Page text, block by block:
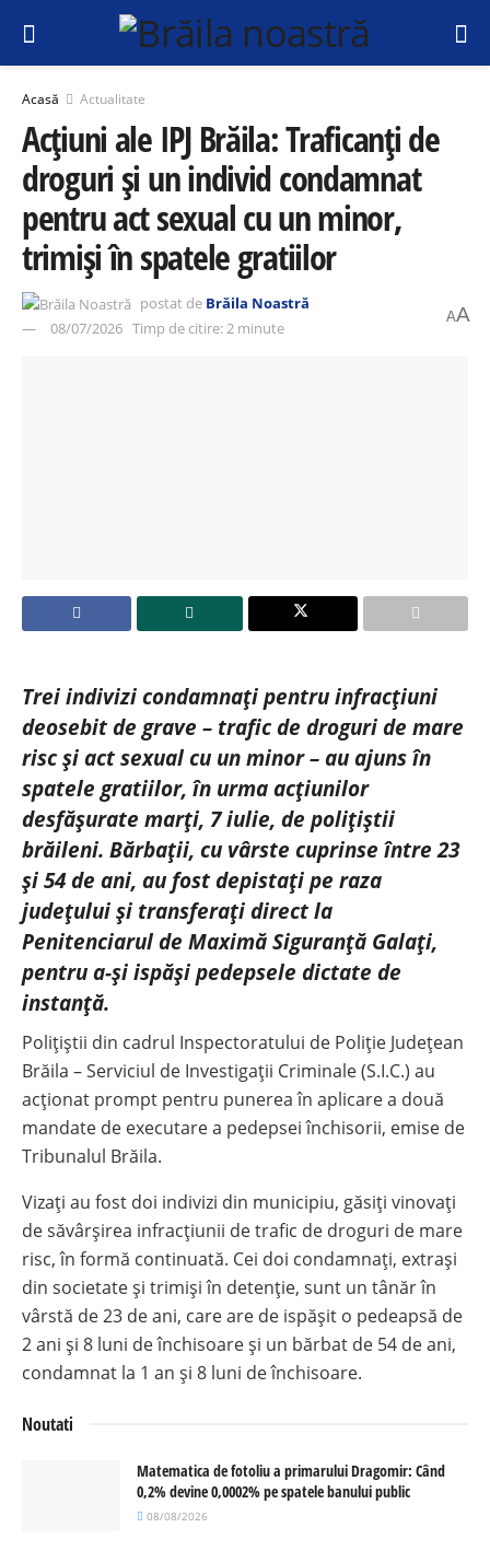
Acasă Actualitate
Acțiuni ale IPJ Brăila: Traficanți de
droguri și un individ condamnat
pentru act sexual cu un minor,
trimiși în spatele gratiilor
postat de Brăila Noastră
08/07/2026 Timp de citire: 2 minute
AA
Trei indivizi condamnați pentru infracțiuni
deosebit de grave – trafic de droguri de mare
risc și act sexual cu un minor – au ajuns în
spatele gratiilor, în urma acțiunilor
desfășurate marți, 7 iulie, de polițiștii
brăileni. Bărbații, cu vârste cuprinse între 23
și 54 de ani, au fost depistați pe raza
județului și transferați direct la
Penitenciarul de Maximă Siguranță Galați,
pentru a-și ispăși pedepsele dictate de
instanță.
Polițiștii din cadrul Inspectoratului de Poliție Județean
Brăila – Serviciul de Investigații Criminale (S.I.C.) au
acționat prompt pentru punerea în aplicare a două
mandate de executare a pedepsei închisorii, emise de
Tribunalul Brăila.
Vizați au fost doi indivizi din municipiu, găsiți vinovați
de săvârșirea infracțiunii de trafic de droguri de mare
risc, în formă continuată. Cei doi condamnați, extrași
din societate și trimiși în detenție, sunt un tânăr în
vârstă de 23 de ani, care are de ispășit o pedeapsă de
2 ani și 8 luni de închisoare și un bărbat de 54 de ani,
condamnat la 1 an și 8 luni de închisoare.
Noutati
Matematica de fotoliu a primarului Dragomir: Când
0,2% devine 0,0002% pe spatele banului public
08/08/2026